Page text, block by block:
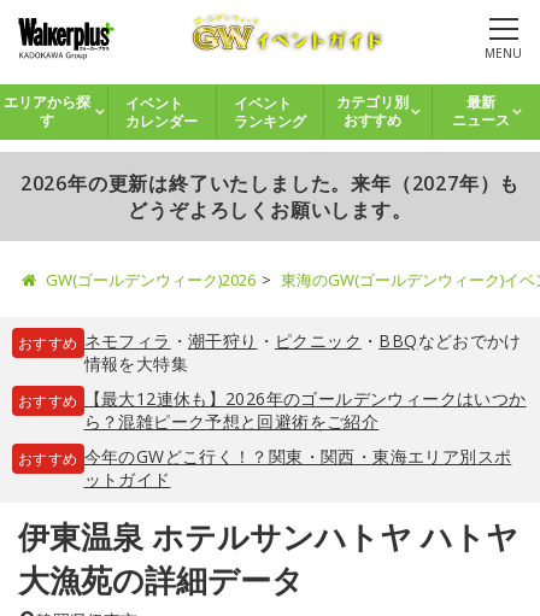
MENU
エリアから探
す
イベント
カレンダー
イベント
ランキング
カテゴリ別
おすすめ
最新
ニュース
2026年の更新は終了いたしました。来年（2027年）も
どうぞよろしくお願いします。
GW(ゴールデンウィーク)2026 東海のGW(ゴールデンウィーク)イ
おすすめ ネモフィラ ・ 潮干狩り ・ ピクニック ・ BBQなどおでかけ
情報を大特集
おすすめ
【最大12連休も】2026年のゴールデンウィークはいつか
ら？混雑ピーク予想と回避術をご紹介
おすすめ 今年のGWどこ行く！？関東・関西・東海エリア別スポ
ットガイド
伊東温泉 ホテルサンハトヤ ハトヤ
大漁苑の詳細データ